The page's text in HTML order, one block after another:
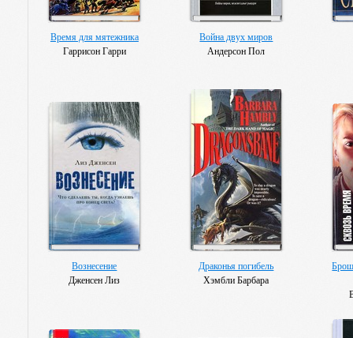
Время для мятежника
Гаррисон Гарри
Война двух миров
Андерсон Пол
Вознесение
Дженсен Лиз
Драконья погибель
Хэмбли Барбара